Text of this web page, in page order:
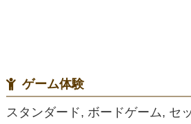
ゲーム体験
スタンダード, ボードゲーム, セ